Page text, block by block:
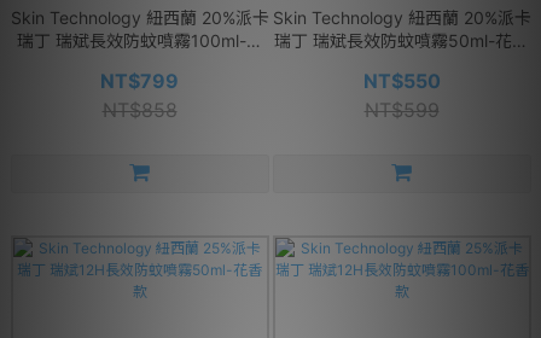
Skin Technology 紐西蘭 20%派卡
瑞丁 瑞斌長效防蚊噴霧100ml-花
NT$799
NT$858
Skin Technology 紐西蘭 20%派卡
瑞丁 瑞斌長效防蚊噴霧50ml-花香
NT$550
NT$599